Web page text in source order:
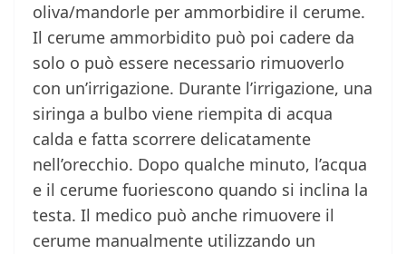
oliva/mandorle per ammorbidire il cerume.
Il cerume ammorbidito può poi cadere da
solo o può essere necessario rimuoverlo
con un’irrigazione. Durante l’irrigazione, una
siringa a bulbo viene riempita di acqua
calda e fatta scorrere delicatamente
nell’orecchio. Dopo qualche minuto, l’acqua
e il cerume fuoriescono quando si inclina la
testa. Il medico può anche rimuovere il
cerume manualmente utilizzando un